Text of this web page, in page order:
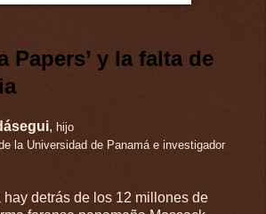
Papers’ y la falta de
, hijo
la Universidad de Panamá e investigador
detrás de los 12 millones de